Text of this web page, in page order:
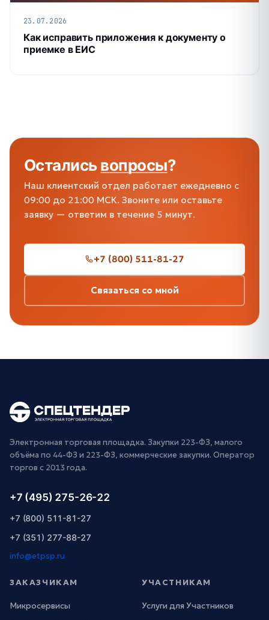
23.07.2026
Как исправить приложения к документу о
приемке в ЕИС
Осталисьвопросы?
Наш клиентский отдел работает ежедневно с
09:00 до 21:00 МСК. Звоните или оставьте
заявку — ответим в течение 5 минут.
+7 (800) 511-81-27
Связаться со мной
Электронная торговая площадка. Закупки 223-ФЗ, малого
объёма по 44-ФЗ и 223-ФЗ, коммерческие закупки. Оператор
торгов с 2013 года.
+7 (495) 275-26-22
+7 (800) 511-81-27
+7 (351) 277-88-27
info@etpsp.ru
ЗАКАЗЧИКАМ
Микросервисы
УЧАСТНИКАМ
Услуги для Участников